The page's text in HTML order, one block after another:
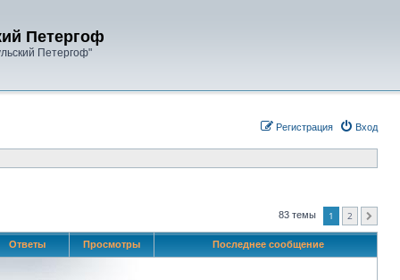
Петергоф
Петергоф"
Вход
Регистрация
83 темы 1 2
Ответы Просмотры Последнее сообщение